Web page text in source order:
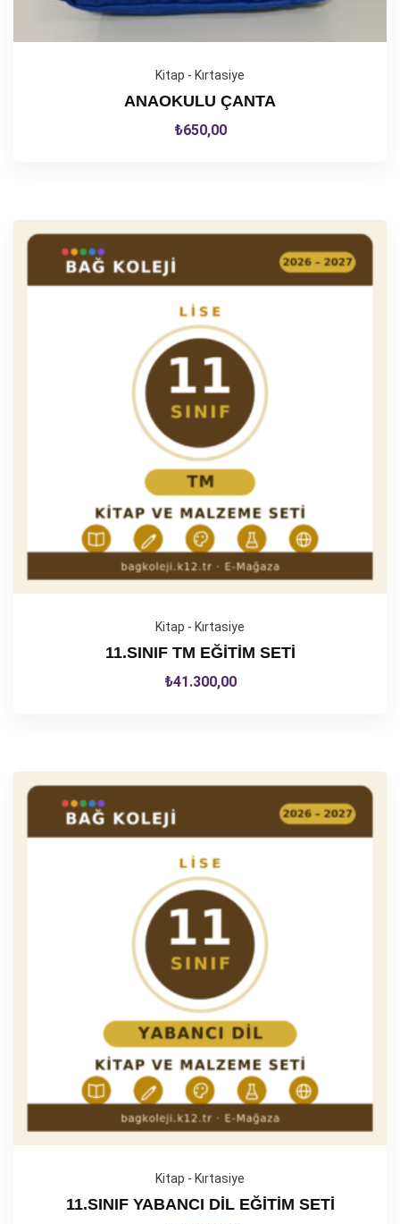
Kitap - Kırtasiye
ANAOKULU ÇANTA
₺650,00
Kitap - Kırtasiye
11.SINIF TM EĞİTİM SETİ
₺41.300,00
Kitap - Kırtasiye
11.SINIF YABANCI DİL EĞİTİM SETİ